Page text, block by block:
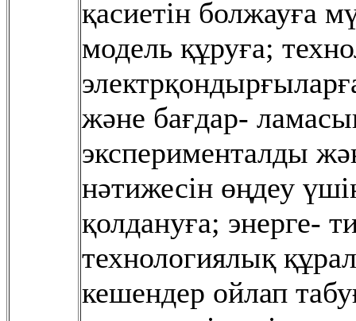
қасиетін болжауға
модель құруға;
жəне бағдар-
эксперименталды
нəтижесін өңдеу
қолдануға; энерге-
технологиялық
кешендер ойлап